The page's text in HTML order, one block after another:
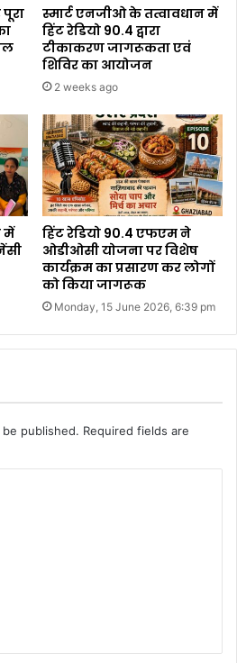
स्मार्ट एनजीओ के तत्वावधान में
हिंट रेडियो 90.4 द्वारा
टीकाकरण जागरूकता एवं
शिविर का आयोजन
2 weeks ago
में
हिंट रेडियो 90.4 एफएम ने
ओडीओसी योजना पर विशेष
कार्यक्रम का प्रसारण कर लोगों
को किया जागरूक
Monday, 15 June 2026, 6:39 pm
published. Required fields are